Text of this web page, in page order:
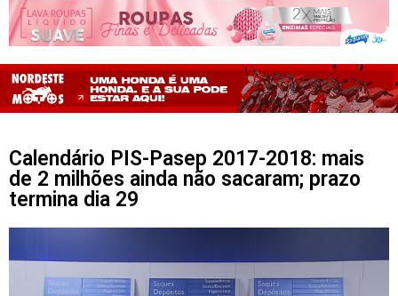
Calendário PIS-Pasep 2017-2018: mais
de 2 milhões ainda não sacaram; prazo
termina dia 29